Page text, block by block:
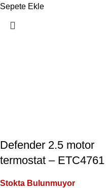
Sepete Ekle
Defender 2.5 motor
termostat – ETC4761
Stokta Bulunmuyor